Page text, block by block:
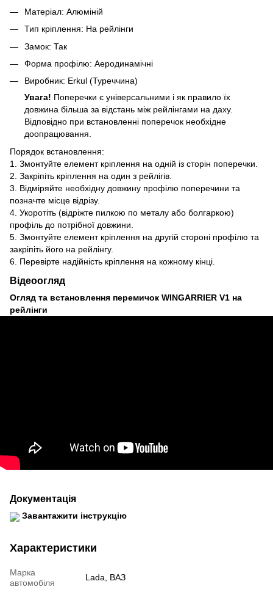
Матеріал: Алюміній
Тип кріплення: На рейлінги
Замок: Так
Форма профілю: Аеродинамічні
Виробник: Erkul (Туреччина)
Увага! Поперечки є універсальними і як правило їх
довжина більша за відстань між рейлінгами на даху.
Відповідно при встановленні поперечок необхідне
доопрацювання.
Порядок встановлення:
1. Змонтуйте елемент кріплення на одній із сторін поперечки.
2. Закріпіть кріплення на один з рейлігів.
3. Відміряйте необхідну довжину профілю поперечини та
позначте місце відрізу.
4. Укоротіть (відріжте пилкою по металу або болгаркою)
профіль до потрібної довжини.
5. Змонтуйте елемент кріплення на другій стороні профілю та
закріпіть його на рейлінгу.
6. Перевірте надійність кріплення на кожному кінці.
Відеоогляд
Огляд та встановлення перемичок WINGARRIER V1 на
рейлінги
Документація
Завантажити інструкцію
Характеристики
Марка
автомобіля
Lada, ВАЗ